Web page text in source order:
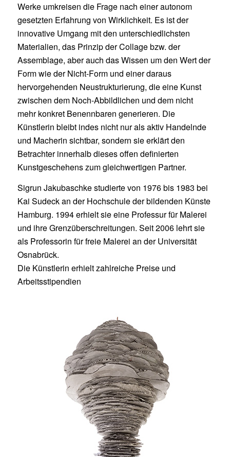
Werke umkreisen die Frage nach einer autonom
gesetzten Erfahrung von Wirklichkeit. Es ist der
innovative Umgang mit den unterschiedlichsten
Materialien, das Prinzip der Collage bzw. der
Assemblage, aber auch das Wissen um den Wert der
Form wie der Nicht-Form und einer daraus
hervorgehenden Neustrukturierung, die eine Kunst
zwischen dem Noch-Abbildlichen und dem nicht
mehr konkret Benennbaren generieren. Die
Künstlerin bleibt indes nicht nur als aktiv Handelnde
und Macherin sichtbar, sondern sie erklärt den
Betrachter innerhalb dieses offen definierten
Kunstgeschehens zum gleichwertigen Partner.
Sigrun Jakubaschke studierte von 1976 bis 1983 bei
Kai Sudeck an der Hochschule der bildenden Künste
Hamburg. 1994 erhielt sie eine Professur für Malerei
und ihre Grenzüberschreitungen. Seit 2006 lehrt sie
als Professorin für freie Malerei an der Universität
Osnabrück.
Die Künstlerin erhielt zahlreiche Preise und
Arbeitsstipendien